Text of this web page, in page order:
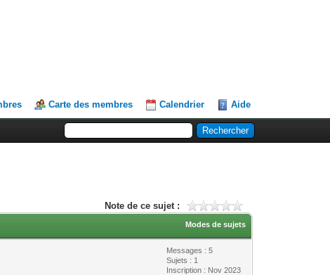
Carte des membres Calendrier Aide
Note de ce sujet :
Modes de sujets
Messages : 5
Sujets : 1
Inscription : Nov 2023